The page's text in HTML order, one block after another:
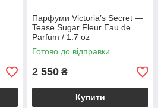
Парфуми Victoria’s Secret —
Tease Sugar Fleur Eau de
Parfum / 1.7 oz
Готово до відправки
2 550 ₴
Купити